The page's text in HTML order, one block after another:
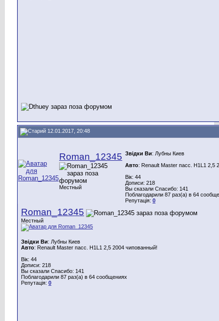
12.01.2017, 20:48
Roman_12345
Местный
Звідки Ви: Лубны Киев
Авто: Renault Master пасс. H1L1 2,5
Вік: 44
Дописи: 218
Вы сказали Спасибо: 141
Поблагодарили 87 раз(а) в 64
Репутація: 0
Roman_12345
Местный
Звідки Ви: Лубны Киев
Авто: Renault Master пасс. H1L1 2,5 2004 чипованный!
Вік: 44
Дописи: 218
Вы сказали Спасибо: 141
Поблагодарили 87 раз(а) в 64 сообщениях
Репутація: 0